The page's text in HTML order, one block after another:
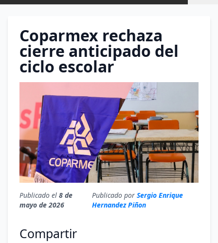
Coparmex rechaza
cierre anticipado del
ciclo escolar
Publicado el 8 de
mayo de 2026
Publicado por Sergio Enrique
Hernandez Piñon
Compartir